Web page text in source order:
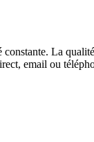
La
email ou